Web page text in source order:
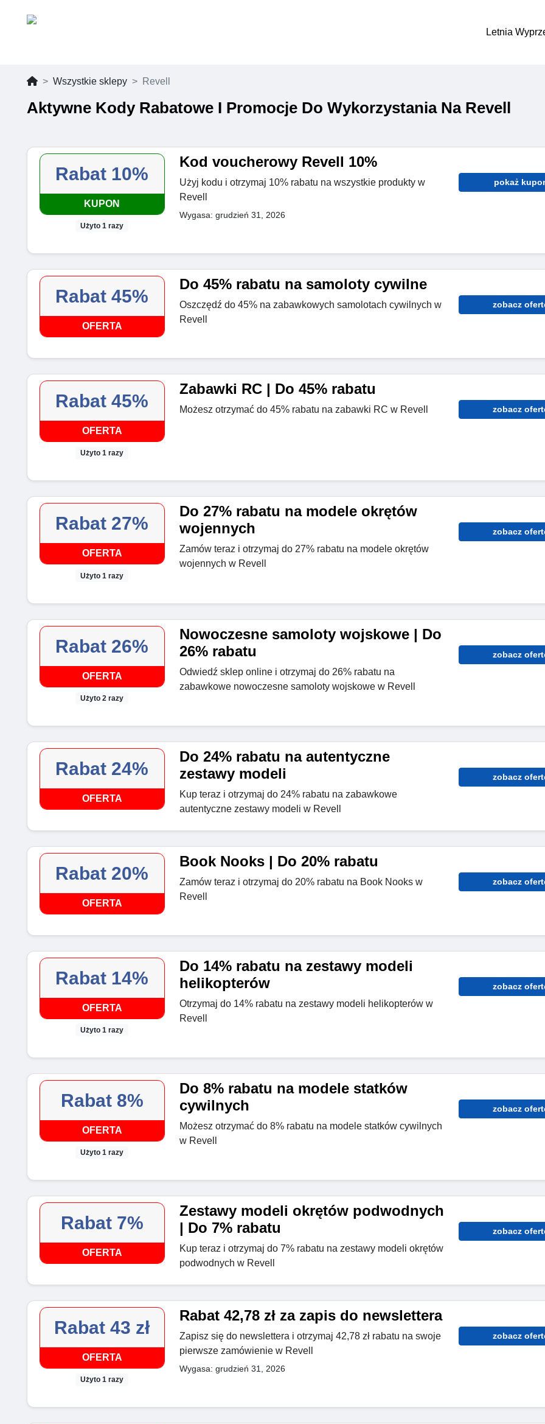
Letnia
Wszystkie sklepy Revell
Aktywne Kody Rabatowe I Promocje Do Wykorzystania Na Revell
Rabat 10%
KUPON
Użyto 1 razy
Kod voucherowy Revell 10%
Użyj kodu i otrzymaj 10% rabatu na wszystkie produkty w
Revell
Wygasa: grudzień 31, 2026
pokaż
Rabat 45%
OFERTA
Do 45% rabatu na samoloty cywilne
Oszczędź do 45% na zabawkowych samolotach cywilnych w
Revell
zobacz
Rabat 45%
OFERTA
Użyto 1 razy
Zabawki RC | Do 45% rabatu
Możesz otrzymać do 45% rabatu na zabawki RC w Revell zobacz
Rabat 27%
OFERTA
Użyto 1 razy
Do 27% rabatu na modele okrętów
wojennych
Zamów teraz i otrzymaj do 27% rabatu na modele okrętów
wojennych w Revell
zobacz
Rabat 26%
OFERTA
Użyto 2 razy
Nowoczesne samoloty wojskowe | Do
26% rabatu
Odwiedź sklep online i otrzymaj do 26% rabatu na
zabawkowe nowoczesne samoloty wojskowe w Revell
zobacz
Rabat 24%
OFERTA
Do 24% rabatu na autentyczne
zestawy modeli
Kup teraz i otrzymaj do 24% rabatu na zabawkowe
autentyczne zestawy modeli w Revell
zobacz
Rabat 20%
OFERTA
Book Nooks | Do 20% rabatu
Zamów teraz i otrzymaj do 20% rabatu na Book Nooks w
Revell
zobacz
Rabat 14%
OFERTA
Użyto 1 razy
Do 14% rabatu na zestawy modeli
helikopterów
Otrzymaj do 14% rabatu na zestawy modeli helikopterów w
Revell
zobacz
Rabat 8%
OFERTA
Użyto 1 razy
Do 8% rabatu na modele statków
cywilnych
Możesz otrzymać do 8% rabatu na modele statków cywilnych
w Revell
zobacz
Rabat 7%
OFERTA
Zestawy modeli okrętów podwodnych
| Do 7% rabatu
Kup teraz i otrzymaj do 7% rabatu na zestawy modeli okrętów
podwodnych w Revell
zobacz
Rabat 43 zł
OFERTA
Użyto 1 razy
Rabat 42,78 zł za zapis do newslettera
Zapisz się do newslettera i otrzymaj 42,78 zł rabatu na swoje
pierwsze zamówienie w Revell
Wygasa: grudzień 31, 2026
zobacz